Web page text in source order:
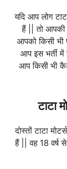
यदि आप लोग
हैं || तो आपकी
आपको किसी
आप इस भर्ती
आप किसी भी
टाटा
दोस्तों टाटा
हैं || वह 18 वर्ष